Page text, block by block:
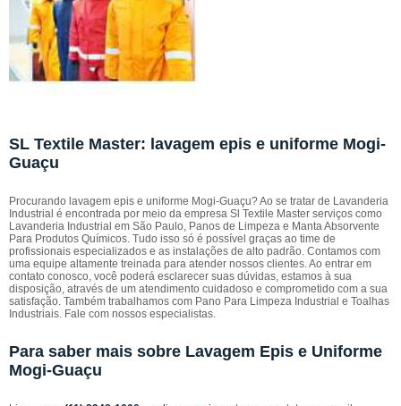
SL Textile Master: lavagem epis e uniforme Mogi-
Guaçu
Procurando lavagem epis e uniforme Mogi-Guaçu? Ao se tratar de Lavanderia
Industrial é encontrada por meio da empresa Sl Textile Master serviços como
Lavanderia Industrial em São Paulo, Panos de Limpeza e Manta Absorvente
Para Produtos Químicos. Tudo isso só é possível graças ao time de
profissionais especializados e as instalações de alto padrão. Contamos com
uma equipe altamente treinada para atender nossos clientes. Ao entrar em
contato conosco, você poderá esclarecer suas dúvidas, estamos à sua
disposição, através de um atendimento cuidadoso e comprometido com a sua
satisfação. Também trabalhamos com Pano Para Limpeza Industrial e Toalhas
Industriais. Fale com nossos especialistas.
Para saber mais sobre Lavagem Epis e Uniforme
Mogi-Guaçu